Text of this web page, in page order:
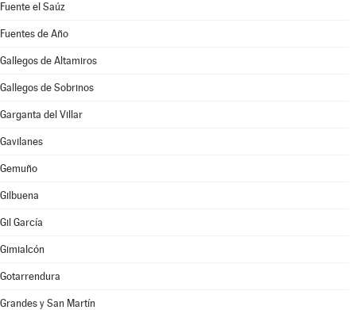
Fuente el Saúz
Fuentes de Año
Gallegos de Altamiros
Gallegos de Sobrinos
Garganta del Villar
Gavilanes
Gemuño
Gilbuena
Gil García
Gimialcón
Gotarrendura
Grandes y San Martín